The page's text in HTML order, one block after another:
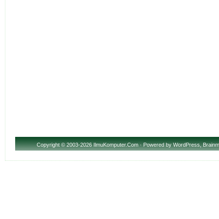
Copyright© 2003-2026 IlmuKomputer.Com · Powered byWordPress,